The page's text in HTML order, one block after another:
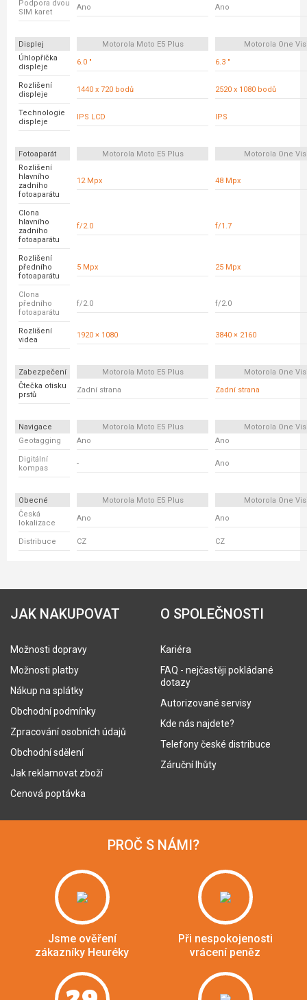
Podpora dvou
SIM karet
Ano Ano
Displej Motorola Moto E5 Plus
Motorola One
Úhlopříčka
displeje
6.0 " 6.3 "
Rozlišení
displeje
1440 x 720 bodů 2520 x 1080 bodů
Technologie
displeje
IPS LCD IPS
Fotoaparát Motorola Moto E5 Plus
Motorola One
Rozlišení
hlavního
zadního
fotoaparátu
12 Mpx 48 Mpx
Clona
hlavního
zadního
fotoaparátu
f/2.0 f/1.7
Rozlišení
předního
fotoaparátu
5 Mpx 25 Mpx
Clona
předního
fotoaparátu
f/2.0 f/2.0
Rozlišení
videa
1920 × 1080 3840 × 2160
Zabezpečení Motorola Moto E5 Plus
Motorola One
Čtečka otisku
prstů
Zadní strana Zadní strana
Navigace Motorola Moto E5 Plus
Motorola One
Geotagging
Ano Ano
Digitální
kompas
- Ano
Obecné Motorola Moto E5 Plus
Motorola One
Česká
lokalizace
Ano Ano
Distribuce CZ CZ
JAK NAKUPOVAT
Možnosti dopravy
Možnosti platby
Nákup na splátky
Obchodní podmínky
Zpracování osobních údajů
Obchodní sdělení
Jak reklamovat zboží
Cenová poptávka
O SPOLEČNOSTI
Kariéra
FAQ - nejčastěji pokládané
dotazy
Autorizované servisy
Kde nás najdete?
Telefony české distribuce
Záruční lhůty
PROČ S NÁMI?
Jsme ověření
zákazníky Heuréky
Při nespokojenosti
vrácení peněz